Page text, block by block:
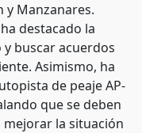
y Manzanares.
destacado la
buscar acuerdos
Asimismo, ha
de peaje AP-
que se deben
la situación